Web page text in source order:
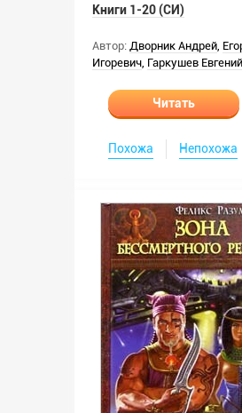
Книги 1-20 (СИ)
Автор: Дворник Андрей,
Игоревич, Гаркушев
Читать
Похожа Непохожа